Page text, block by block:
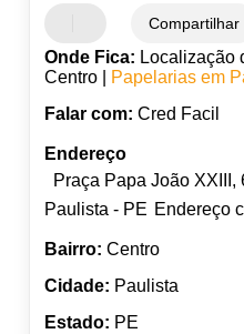
Compartilhar
Onde Fica: Localização
Centro |
Papelarias em
Falar com: Cred Facil
Endereço
Praça Papa João XXIII,
Paulista - PE Endereço
Bairro: Centro
Cidade: Paulista
Estado: PE